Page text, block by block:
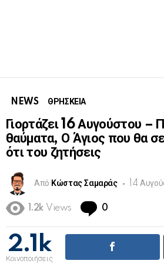
NEWS ΘΡΗΣΚΕΙΑ
Γιορτάζει 16 Αυγούστου –
θαύματα, Ο Άγιος που θα
ότι του ζητήσεις
Από Κώστας Σαμαράς 14
1.2k Views 0
2.1k
Κοινοποιήσεις